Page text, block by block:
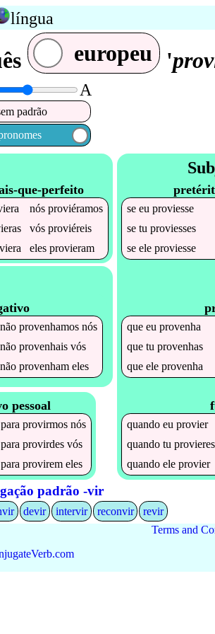
língua
europeu '
A
padrão
que-perfeito
nós proviéramos
vós proviéreis
eles provieram
não provenhamosnós
não provenhaisvós
não provenhameles
pessoal
paraprovirmos nós
paraprovirdes vós
paraprovirem eles
se eu proviesse
se tu proviesses
se ele proviesse
que eu provenha
que tu provenhas
que ele provenha
quando eu provier
quando tu provieres
quando ele provier
padrão -vir
devir intervir reconvir
revir
Terms and
Verb.com